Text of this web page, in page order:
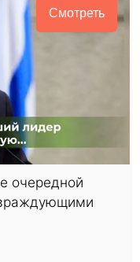
Смотреть
очередной